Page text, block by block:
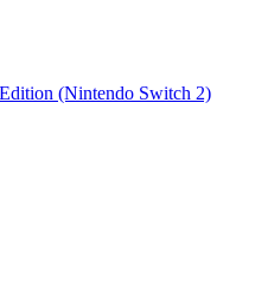
(Nintendo Switch 2)